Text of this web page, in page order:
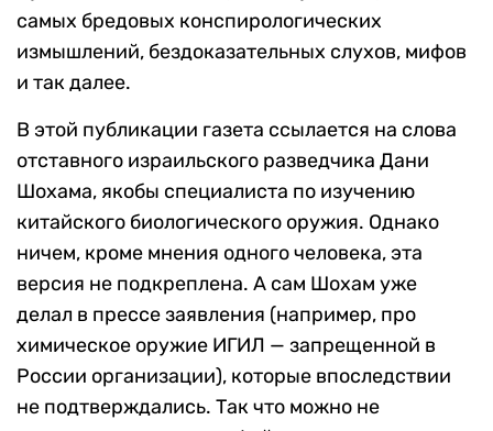
самых бредовых конспирологических
измышлений, бездоказательных слухов, мифов
и так далее.
В этой публикации газета ссылается на слова
отставного израильского разведчика Дани
Шохама, якобы специалиста по изучению
китайского биологического оружия. Однако
ничем, кроме мнения одного человека, эта
версия не подкреплена. А сам Шохам уже
делал в прессе заявления (например, про
химическое оружие ИГИЛ — запрещенной в
России организации), которые впоследствии
не подтверждались. Так что можно не